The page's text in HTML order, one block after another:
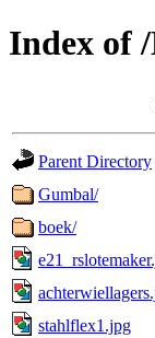
Index of
Parent Directory
Gumbal/
boek/
stahlflex1.jpg